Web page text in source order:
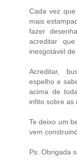
Cada vez
mais
fazer
acreditar
inesgotável de
Acreditar,
espelho e
acima de
infito sobre as
Te deixo um
vem
Ps: Obrigada